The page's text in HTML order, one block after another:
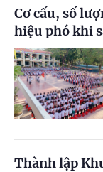
Cơ cấu, số
hiệu phó khi
Thành lập